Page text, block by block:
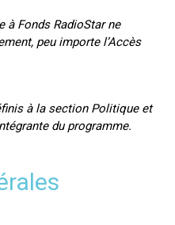
à Fonds RadioStar ne
peu importe l’Accès
à la section Politique et
du programme.